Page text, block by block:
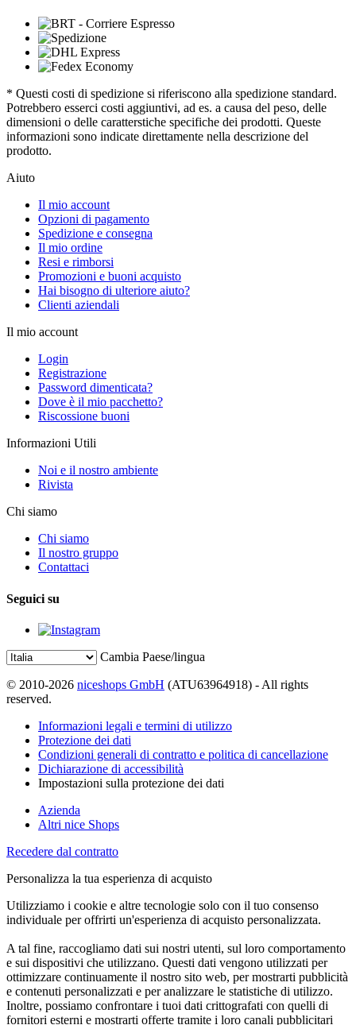
* Questi costi di spedizione si riferiscono alla spedizione standard.
Potrebbero esserci costi aggiuntivi, ad es. a causa del peso, delle
dimensioni o delle caratterstiche specifiche dei prodotti. Queste
informazioni sono indicate direttamente nella descrizione del
prodotto.
Aiuto
Il mio account
Opzioni di pagamento
Spedizione e consegna
Il mio ordine
Resi e rimborsi
Promozioni e buoni acquisto
Hai bisogno di ulteriore aiuto?
Clienti aziendali
Il mio account
Login
Registrazione
Password dimenticata?
Dove è il mio pacchetto?
Riscossione buoni
Informazioni Utili
Noi e il nostro ambiente
Rivista
Chi siamo
Chi siamo
Il nostro gruppo
Contattaci
Seguici su
Cambia Paese/lingua
© 2010-2026 niceshops GmbH (ATU63964918) - All rights
reserved.
Informazioni legali e termini di utilizzo
Protezione dei dati
Condizioni generali di contratto e politica di cancellazione
Dichiarazione di accessibilità
Impostazioni sulla protezione dei dati
Azienda
Altri nice Shops
Recedere dal contratto
Personalizza la tua esperienza di acquisto
Utilizziamo i cookie e altre tecnologie solo con il tuo consenso
individuale per offrirti un'esperienza di acquisto personalizzata.
A tal fine, raccogliamo dati sui nostri utenti, sul loro comportamento
e sui dispositivi che utilizzano. Questi dati vengono utilizzati per
ottimizzare continuamente il nostro sito web, per mostrarti pubblicità
e contenuti personalizzati e per analizzare le statistiche di utilizzo.
Inoltre, possiamo confrontare i tuoi dati crittografati con quelli di
fornitori esterni e mostrarti offerte tramite i loro canali pubblicitari